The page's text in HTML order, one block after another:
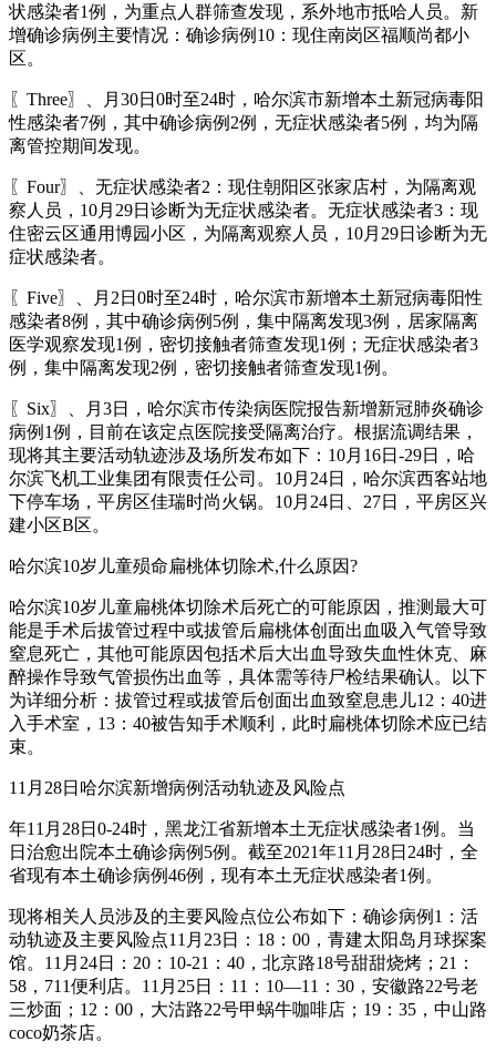
状感染者1例，为重点人群筛查发现，系外地市抵哈人员。新
增确诊病例主要情况：确诊病例10：现住南岗区福顺尚都小
区。
〖Three〗、月30日0时至24时，哈尔滨市新增本土新冠病毒阳
性感染者7例，其中确诊病例2例，无症状感染者5例，均为隔
离管控期间发现。
〖Four〗、无症状感染者2：现住朝阳区张家店村，为隔离观
察人员，10月29日诊断为无症状感染者。无症状感染者3：现
住密云区通用博园小区，为隔离观察人员，10月29日诊断为无
症状感染者。
〖Five〗、月2日0时至24时，哈尔滨市新增本土新冠病毒阳性
感染者8例，其中确诊病例5例，集中隔离发现3例，居家隔离
医学观察发现1例，密切接触者筛查发现1例；无症状感染者3
例，集中隔离发现2例，密切接触者筛查发现1例。
〖Six〗、月3日，哈尔滨市传染病医院报告新增新冠肺炎确诊
病例1例，目前在该定点医院接受隔离治疗。根据流调结果，
现将其主要活动轨迹涉及场所发布如下：10月16日-29日，哈
尔滨飞机工业集团有限责任公司。10月24日，哈尔滨西客站地
下停车场，平房区佳瑞时尚火锅。10月24日、27日，平房区兴
建小区B区。
哈尔滨10岁儿童殒命扁桃体切除术,什么原因?
哈尔滨10岁儿童扁桃体切除术后死亡的可能原因，推测最大可
能是手术后拔管过程中或拔管后扁桃体创面出血吸入气管导致
窒息死亡，其他可能原因包括术后大出血导致失血性休克、麻
醉操作导致气管损伤出血等，具体需等待尸检结果确认。以下
为详细分析：拔管过程或拔管后创面出血致窒息患儿12：40进
入手术室，13：40被告知手术顺利，此时扁桃体切除术应已结
束。
11月28日哈尔滨新增病例活动轨迹及风险点
年11月28日0-24时，黑龙江省新增本土无症状感染者1例。当
日治愈出院本土确诊病例5例。截至2021年11月28日24时，全
省现有本土确诊病例46例，现有本土无症状感染者1例。
现将相关人员涉及的主要风险点位公布如下：确诊病例1：活
动轨迹及主要风险点11月23日：18：00，青建太阳岛月球探案
馆。11月24日：20：10-21：40，北京路18号甜甜烧烤；21：
58，711便利店。11月25日：11：10—11：30，安徽路22号老
三炒面；12：00，大沽路22号甲蜗牛咖啡店；19：35，中山路
coco奶茶店。